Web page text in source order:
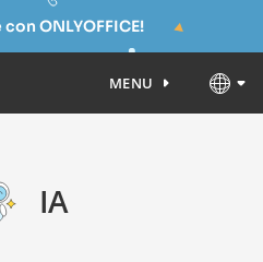
ONLYOFFICE!
MENU
IA